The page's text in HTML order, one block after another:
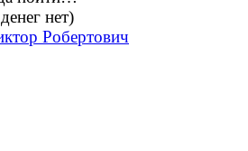
нет)
Робертович